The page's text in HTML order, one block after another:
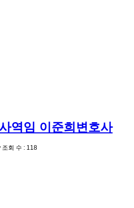
역임 이준희변호사
조회 수 : 118